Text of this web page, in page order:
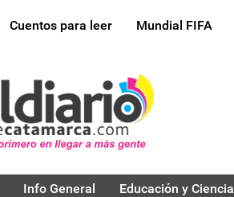
Cuentos para leer Mundial FIFA
Info General Educación y Ciencia